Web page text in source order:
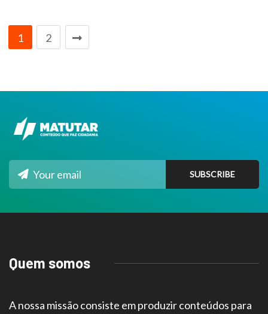
1 2
Quem somos
A nossa missão consiste em produzir conteúdos para